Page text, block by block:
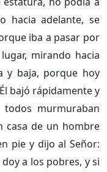
hacia adelante, se
iba a pasar por
mirando hacia
y baja, porque hoy
Él bajó rápidamente y
murmuraban
casa de un hombre
pie y dijo al Señor:
a los pobres, y si